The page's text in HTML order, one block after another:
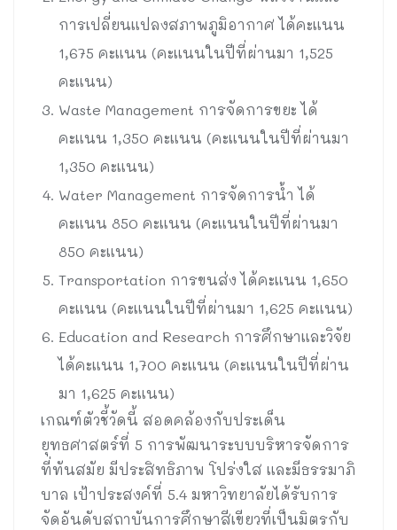
การเปลี่ยนแปลงสภาพภูมิอากาศ ได้คะแนน
1,675 คะแนน (คะแนนในปีที่ผ่านมา 1,525
คะแนน)
Waste Management การจัดการขยะ ได้
คะแนน 1,350 คะแนน (คะแนนในปีที่ผ่านมา
1,350 คะแนน)
Water Management การจัดการน้ำ ได้
คะแนน 850 คะแนน (คะแนนในปีที่ผ่านมา
850 คะแนน)
Transportation การขนส่ง ได้คะแนน 1,650
คะแนน (คะแนนในปีที่ผ่านมา 1,625 คะแนน)
Education and Research การศึกษาและวิจัย
ได้คะแนน 1,700 คะแนน (คะแนนในปีที่ผ่าน
มา 1,625 คะแนน)
เกณฑ์ตัวชี้วัดนี้ สอดคล้องกับประเด็น
ยุทธศาสตร์ที่ 5 การพัฒนาระบบบริหารจัดการ
ที่ทันสมัย มีประสิทธิภาพ โปร่งใส และมีธรรมาภิ
บาล เป้าประสงค์ที่ 5.4 มหาวิทยาลัยได้รับการ
จัดอันดับสถาบันการศึกษาสีเขียวที่เป็นมิตรกับ